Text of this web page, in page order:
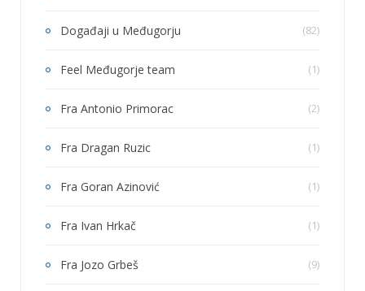
Događaji u Međugorju (82)
Feel Međugorje team (1)
Fra Antonio Primorac (2)
Fra Dragan Ruzic (1)
Fra Goran Azinović (1)
Fra Ivan Hrkač (1)
Fra Jozo Grbeš (9)